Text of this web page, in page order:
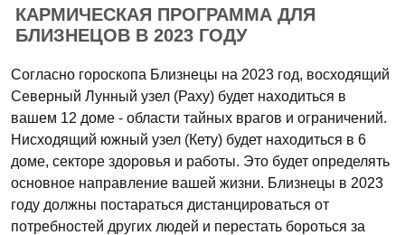
КАРМИЧЕСКАЯ ПРОГРАММА ДЛЯ
БЛИЗНЕЦОВ В 2023 ГОДУ
Согласно гороскопа Близнецы на 2023 год, восходящий
Северный Лунный узел (Раху) будет находиться в
вашем 12 доме - области тайных врагов и ограничений.
Нисходящий южный узел (Кету) будет находиться в 6
доме, секторе здоровья и работы. Это будет определять
основное направление вашей жизни. Близнецы в 2023
году должны постараться дистанцироваться от
потребностей других людей и перестать бороться за